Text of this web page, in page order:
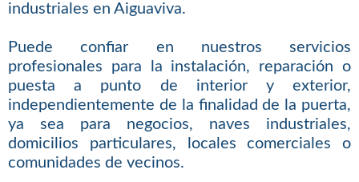
industriales en Aiguaviva.
Puede confiar en nuestros servicios
profesionales para la instalación, reparación o
puesta a punto de interior y exterior,
independientemente de la finalidad de la puerta,
ya sea para negocios, naves industriales,
domicilios particulares, locales comerciales o
comunidades de vecinos.